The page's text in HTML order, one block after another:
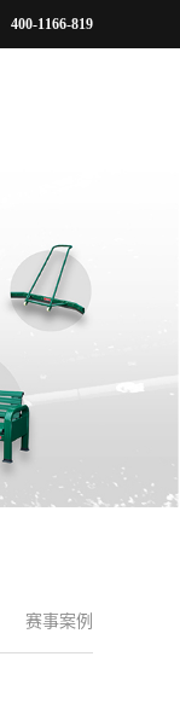
400-1166-819
赛事案例